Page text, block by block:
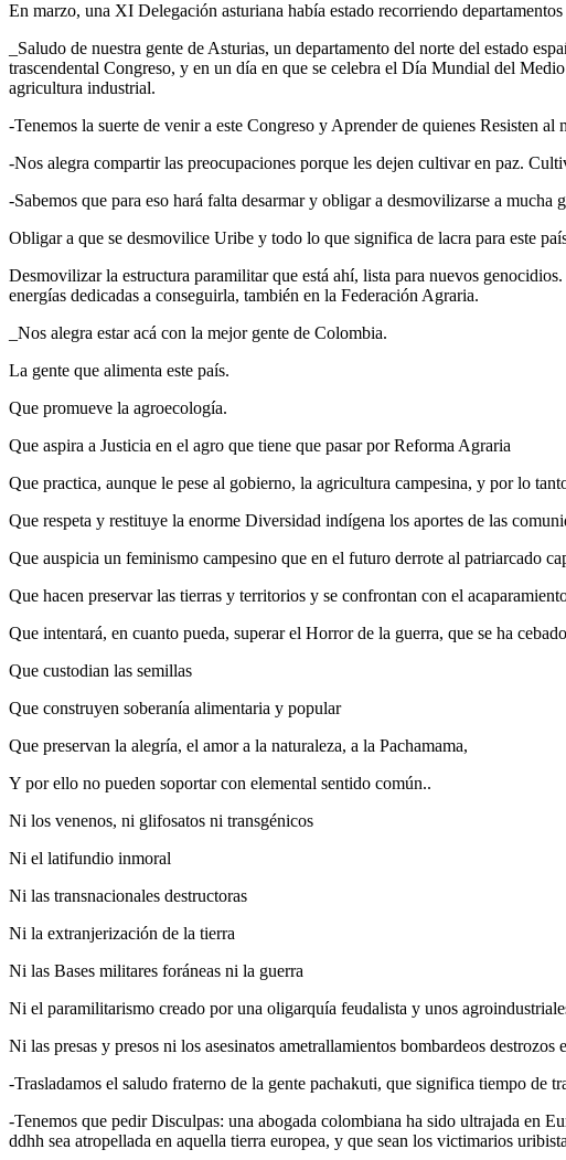
En marzo, una XI Delegación asturiana había estado recorriendo
_Saludo de nuestra gente de Asturias, un departamento del norte del estado
trascendental Congreso, y en un día en que se celebra el Día Mundial del
agricultura industrial.
-Tenemos la suerte de venir a este Congreso y Aprender de quienes Resisten
-Nos alegra compartir las preocupaciones porque les dejen cultivar en paz.
-Sabemos que para eso hará falta desarmar y obligar a desmovilizarse a mucha
Obligar a que se desmovilice Uribe y todo lo que significa de lacra para este
Desmovilizar la estructura paramilitar que está ahí, lista para nuevos
energías dedicadas a conseguirla, también en la Federación Agraria.
_Nos alegra estar acá con la mejor gente de Colombia.
La gente que alimenta este país.
Que promueve la agroecología.
Que aspira a Justicia en el agro que tiene que pasar por Reforma Agraria
Que practica, aunque le pese al gobierno, la agricultura campesina, y por lo
Que respeta y restituye la enorme Diversidad indígena los aportes de las
Que auspicia un feminismo campesino que en el futuro derrote al patriarcado
Que hacen preservar las tierras y territorios y se confrontan con el
Que intentará, en cuanto pueda, superar el Horror de la guerra, que se ha
Que custodian las semillas
Que construyen soberanía alimentaria y popular
Que preservan la alegría, el amor a la naturaleza, a la Pachamama,
Y por ello no pueden soportar con elemental sentido común..
Ni los venenos, ni glifosatos ni transgénicos
Ni el latifundio inmoral
Ni las transnacionales destructoras
Ni la extranjerización de la tierra
Ni las Bases militares foráneas ni la guerra
Ni el paramilitarismo creado por una oligarquía feudalista y unos
Ni las presas y presos ni los asesinatos ametrallamientos bombardeos
-Trasladamos el saludo fraterno de la gente pachakuti, que significa tiempo de
-Tenemos que pedir Disculpas: una abogada colombiana ha sido ultrajada en
ddhh sea atropellada en aquella tierra europea, y que sean los victimarios